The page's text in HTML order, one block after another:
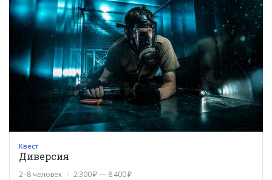
Квест
Диверсия
2–8 человек
2 300 ₽ — 8 400 ₽